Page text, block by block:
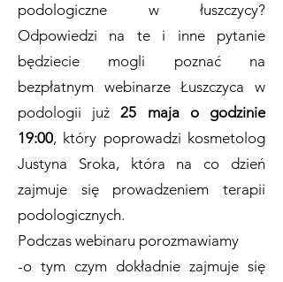
podologiczne w łuszczycy?
Odpowiedzi na te i inne pytanie
będziecie mogli poznać na
bezpłatnym webinarze Łuszczyca w
podologii już25 maja o godzinie
19:00, który poprowadzi kosmetolog
Justyna Sroka, która na co dzień
zajmuje się prowadzeniem terapii
podologicznych.
Podczas webinaru porozmawiamy
-o tym czym dokładnie zajmuje się